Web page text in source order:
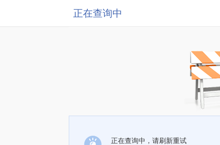
正在查询中
正在查询中，请刷新重试